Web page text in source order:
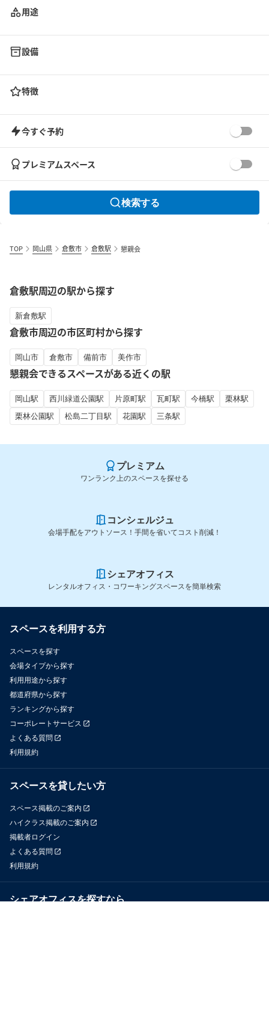
用途
設備
特徴
今すぐ予約
プレミアムスペース
検索する
TOP 岡山県 倉敷市 倉敷駅 懇親会
倉敷駅周辺の駅から探す
新倉敷駅
倉敷市周辺の市区町村から探す
岡山市 倉敷市 備前市 美作市
懇親会できるスペースがある近くの駅
岡山駅 西川緑道公園駅 片原町駅 瓦町駅 今橋駅
栗林駅
栗林公園駅
松島二丁目駅 花園駅 三条駅
プレミアム
ワンランク上のスペースを探せる
コンシェルジュ
会場手配をアウトソース！手間を省いてコスト削減！
シェアオフィス
レンタルオフィス・コワーキングスペースを簡単検索
スペースを利用する方
スペースを探す
会場タイプから探す
利用用途から探す
都道府県から探す
ランキングから探す
コーポレートサービス
よくある質問
利用規約
スペースを貸したい方
スペース掲載のご案内
ハイクラス掲載のご案内
掲載者ログイン
よくある質問
利用規約
シェアオフィスを探すなら